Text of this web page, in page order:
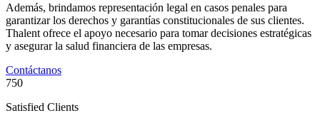
Además, brindamos representación legal en casos penales para
garantizar los derechos y garantías constitucionales de sus clientes.
Thalent ofrece el apoyo necesario para tomar decisiones estratégicas
y asegurar la salud financiera de las empresas.
Contáctanos
750
Satisfied Clients